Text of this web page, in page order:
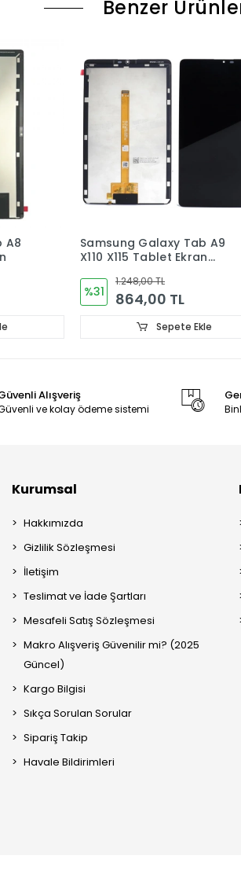
Benzer
A9
Samsung Galaxy Tab 4 10.1
SM-T530 Tablet Ekran
%28
1.728,00 TL
1.248,00 TL
Sepete Ekle
Alışveriş
ve kolay ödeme sistemi
Kurumsal
Hakkımızda
Gizlilik Sözleşmesi
İletişim
Teslimat ve İade Şartları
Mesafeli Satış Sözleşmesi
Makro Alışveriş Güvenilir mi? (2025
Güncel)
Kargo Bilgisi
Sıkça Sorulan Sorular
Sipariş Takip
Havale Bildirimleri